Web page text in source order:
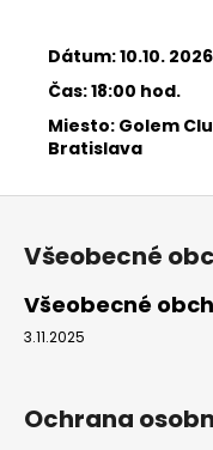
Dátum: 10.10.
Čas: 18:00 hod.
Miesto: Golem
Bratislava
Z
Všeobecné
Všeobecné
3.11.2025
Ochrana